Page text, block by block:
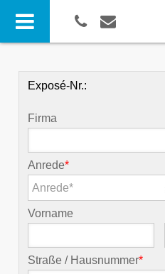
Exposé-Nr.:
Firma
Anrede*
Anrede*
Vorname
Straße / Hausnummer*